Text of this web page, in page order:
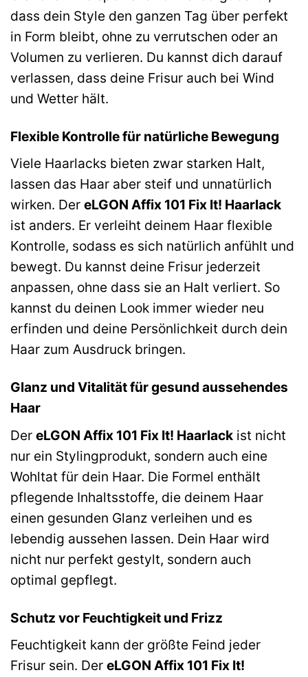
dass dein Style den ganzen Tag über perfekt
in Form bleibt, ohne zu verrutschen oder an
Volumen zu verlieren. Du kannst dich darauf
verlassen, dass deine Frisur auch bei Wind
und Wetter hält.
Flexible Kontrolle für natürliche Bewegung
Viele Haarlacks bieten zwar starken Halt,
lassen das Haar aber steif und unnatürlich
wirken. Der eLGON Affix 101 Fix It! Haarlack
ist anders. Er verleiht deinem Haar flexible
Kontrolle, sodass es sich natürlich anfühlt und
bewegt. Du kannst deine Frisur jederzeit
anpassen, ohne dass sie an Halt verliert. So
kannst du deinen Look immer wieder neu
erfinden und deine Persönlichkeit durch dein
Haar zum Ausdruck bringen.
Glanz und Vitalität für gesund aussehendes
Haar
Der eLGON Affix 101 Fix It! Haarlack ist nicht
nur ein Stylingprodukt, sondern auch eine
Wohltat für dein Haar. Die Formel enthält
pflegende Inhaltsstoffe, die deinem Haar
einen gesunden Glanz verleihen und es
lebendig aussehen lassen. Dein Haar wird
nicht nur perfekt gestylt, sondern auch
optimal gepflegt.
Schutz vor Feuchtigkeit und Frizz
Feuchtigkeit kann der größte Feind jeder
Frisur sein. Der eLGON Affix 101 Fix It!